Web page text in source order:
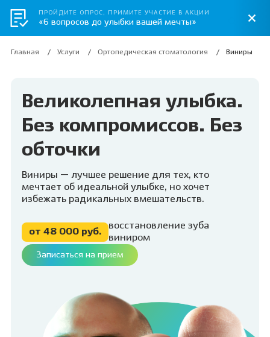
Главная Услуги Ортопедическая стоматология Виниры
Великолепная улыбка.
Без компромиссов. Без
обточки
Виниры — лучшее решение для тех, кто
мечтает об идеальной улыбке, но хочет
избежать радикальных вмешательств.
от 48 000 руб.
восстановление зуба
виниром
Записаться на прием
ПРОЙДИТЕ ОПРОС, ПРИМИТЕ УЧАСТИЕ В АКЦИИ
«6 вопросов до улыбки вашей мечты»